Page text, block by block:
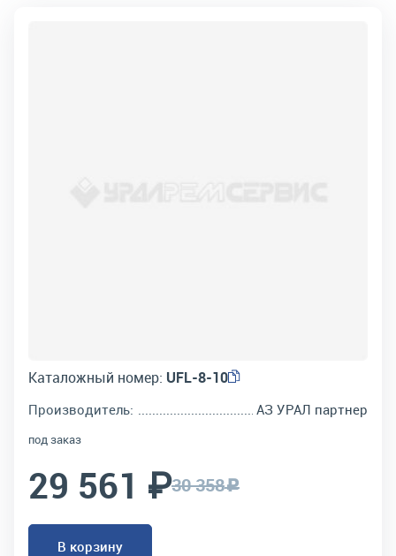
Каталожный номер: UFL-8-10
Производитель: АЗ УРАЛ партнер
под заказ
29 561 ₽30 358c
В корзину